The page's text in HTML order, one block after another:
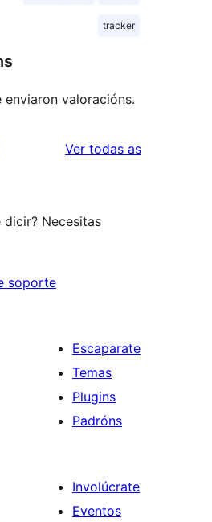
tracker
enviaron valoracións.
Ver todas asvaloracións
dicir? Necesitas
soporte
Escaparate
Temas
Plugins
Padróns
Involúcrate
Eventos